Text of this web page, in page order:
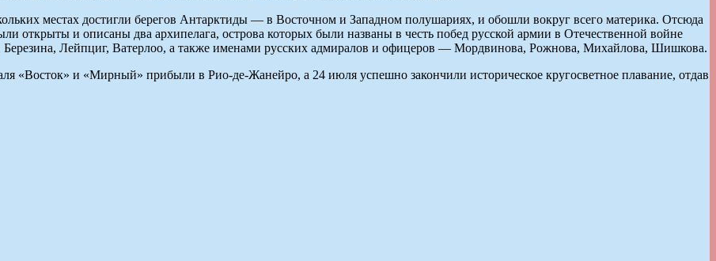
местах достигли берегов Антарктиды — в Восточном и Западном полушариях, и обошли вокруг всего материка. Отсюда
открыты и описаны два архипелага, острова которых были названы в честь побед русской армии в Отечественной войне
Лейпциг, Ватерлоо, а также именами русских адмиралов и офицеров — Мордвинова, Рожнова, Михайлова, Шишкова.
«Восток» и «Мирный» прибыли в Рио-де-Жанейро, а 24 июля успешно закончили историческое кругосветное плавание, отдав